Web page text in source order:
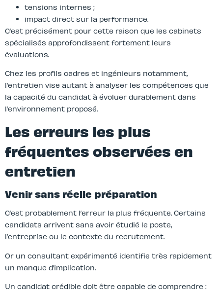
tensions internes ;
impact direct sur la performance.
C’est précisément pour cette raison que les cabinets
spécialisés approfondissent fortement leurs
évaluations.
Chez les profils cadres et ingénieurs notamment,
l’entretien vise autant à analyser les compétences que
la capacité du candidat à évoluer durablement dans
l’environnement proposé.
Les erreurs les plus
fréquentes observées en
entretien
Venir sans réelle préparation
C’est probablement l’erreur la plus fréquente. Certains
candidats arrivent sans avoir étudié le poste,
l’entreprise ou le contexte du recrutement.
Or un consultant expérimenté identifie très rapidement
un manque d’implication.
Un candidat crédible doit être capable de comprendre :